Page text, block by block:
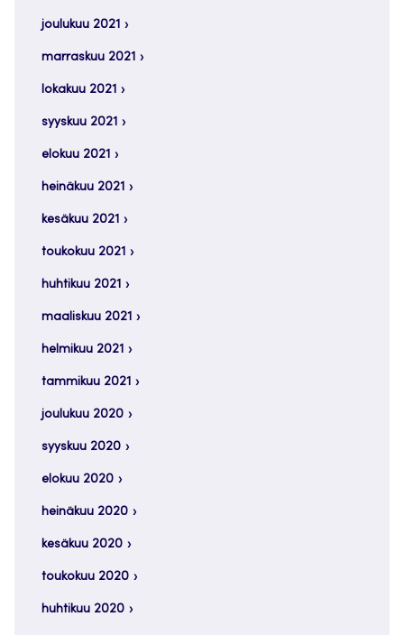
joulukuu 2021
marraskuu 2021
lokakuu 2021
syyskuu 2021
elokuu 2021
heinäkuu 2021
kesäkuu 2021
toukokuu 2021
huhtikuu 2021
maaliskuu 2021
helmikuu 2021
tammikuu 2021
joulukuu 2020
syyskuu 2020
elokuu 2020
heinäkuu 2020
kesäkuu 2020
toukokuu 2020
huhtikuu 2020